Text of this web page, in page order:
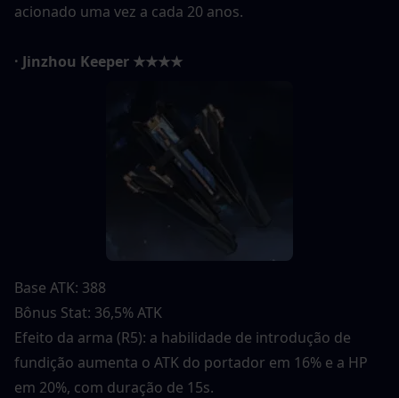
acionado uma vez a cada 20 anos.
· Jinzhou Keeper ★★★★
Base ATK: 388
Bônus Stat: 36,5% ATK
Efeito da arma (R5): a habilidade de introdução de
fundição aumenta o ATK do portador em 16% e a HP
em 20%, com duração de 15s.